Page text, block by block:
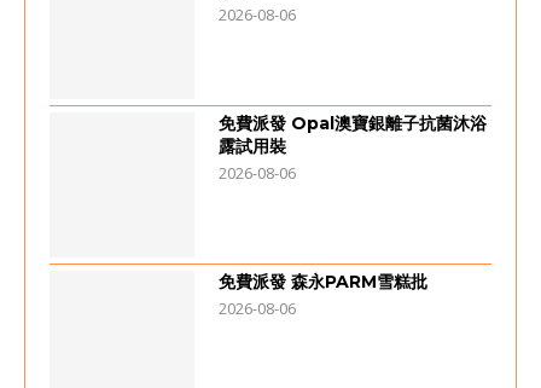
2026-08-06
免費派發 Opal澳寶銀離子抗菌沐浴
露試用裝
2026-08-06
免費派發 森永PARM雪糕批
2026-08-06